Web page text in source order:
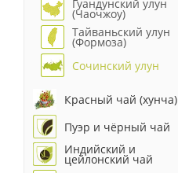
Гуандунский улун
(Чаочжоу)
Тайваньский улун
(Формоза)
Сочинский улун
Красный чай (хунча)
Пуэр и чёрный чай
Индийский и
цейлонский чай